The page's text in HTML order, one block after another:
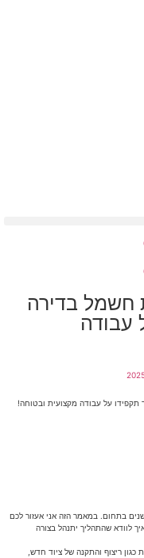
חשמל בדירה
עבודה
מעל 10 שנים בתחום. במאמר הזה אני אעזור לכם
לוודא שהתהליך יתנהל בצורה
ריצוף והתקנה של ציוד חדש,